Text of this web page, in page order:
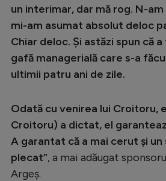
un interimar, dar mă rog. N-
mi-am asumat absolut deloc
Chiar deloc. Și astăzi spun că
gafă managerială care s-a
ultimii patru ani de zile.
Odată cu venirea lui Croitoru,
Croitoru) a dictat, el
A garantat că a mai cerut și un
plecat”, a mai adăugat
Argeș.